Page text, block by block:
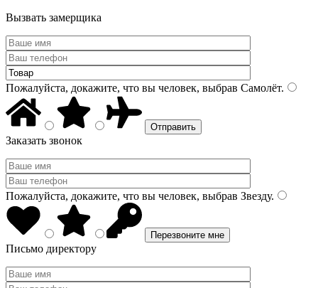
Вызвать замерщика
Пожалуйста, докажите, что вы человек, выбрав Самолёт.
Заказать звонок
Пожалуйста, докажите, что вы человек, выбрав Звезду.
Письмо директору